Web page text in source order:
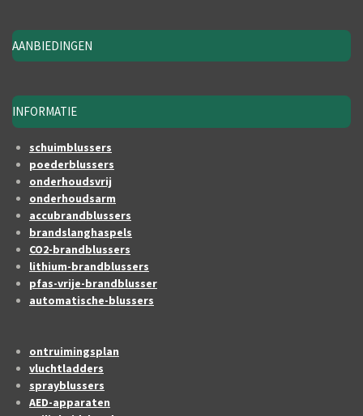
AANBIEDINGEN
INFORMATIE
schuimblussers
poederblussers
onderhoudsvrij
onderhoudsarm
accubrandblussers
brandslanghaspels
CO2-brandblussers
lithium-brandblussers
pfas-vrije-brandblusser
automatische-blussers
ontruimingsplan
vluchtladders
sprayblussers
AED-apparaten